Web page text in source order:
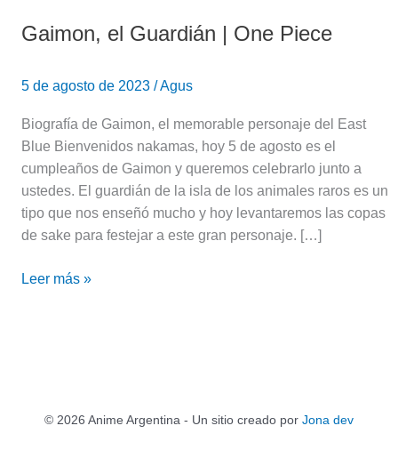
Gaimon, el Guardián | One Piece
5 de agosto de 2023 /Agus
Biografía de Gaimon, el memorable personaje del East
Blue Bienvenidos nakamas, hoy 5 de agosto es el
cumpleaños de Gaimon y queremos celebrarlo junto a
ustedes. El guardián de la isla de los animales raros es un
tipo que nos enseñó mucho y hoy levantaremos las copas
de sake para festejar a este gran personaje. […]
Leer más »
© 2026 Anime Argentina - Un sitio creado por Jona dev